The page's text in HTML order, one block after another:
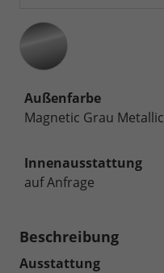
Außenfarbe
Magnetic Grau Metallic
Innenausstattung
auf Anfrage
Beschreibung
Ausstattung